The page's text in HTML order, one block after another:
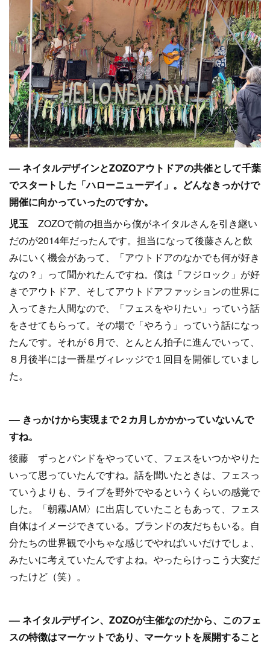
–– ネイタルデザインとZOZOアウトドアの共催として千葉
でスタートした「ハローニューデイ」。どんなきっかけで
開催に向かっていったのですか。
児玉 ZOZOで前の担当から僕がネイタルさんを引き継い
だのが2014年だったんです。担当になって後藤さんと飲
みにいく機会があって、「アウトドアのなかでも何が好き
なの？」って聞かれたんですね。僕は「フジロック」が好
きでアウトドア、そしてアウトドアファッションの世界に
入ってきた人間なので、「フェスをやりたい」っていう話
をさせてもらって。その場で「やろう」っていう話になっ
たんです。それが６月で、とんとん拍子に進んでいって、
８月後半には一番星ヴィレッジで１回目を開催していまし
た。
–– きっかけから実現まで２カ月しかかかっていないんで
すね。
後藤 ずっとバンドをやっていて、フェスをいつかやりた
いって思っていたんですね。話を聞いたときは、フェスっ
ていうよりも、ライブを野外でやるというくらいの感覚で
した。「朝霧JAM〉に出店していたこともあって、フェス
自体はイメージできている。ブランドの友だちもいる。自
分たちの世界観で小ちゃな感じでやればいいだけでしょ、
みたいに考えていたんですよね。やったらけっこう大変だ
ったけど（笑）。
–– ネイタルデザイン、ZOZOが主催なのだから、このフェ
スの特徴はマーケットであり、マーケットを展開すること